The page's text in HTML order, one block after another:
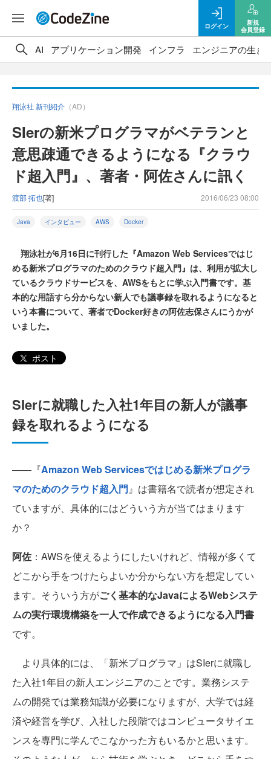
ログイン
新規
会員登録
AI アプリケーション開発 インフラ エンジニアの生き
翔泳社 新刊紹介 （AD）
SIerの新米プログラマがベテランと
意思疎通できるようになる『クラウ
ド超入門』、著者・阿佐さんに訊く
渡部 拓也[著] 2016/06/23 08:00
Java インタビュー AWS Docker
翔泳社が6月16日に刊行した『Amazon Web Servicesではじ
める新米プログラマのためのクラウド超入門』は、利用が拡大し
ているクラウドサービスを、AWSをもとに学ぶ入門書です。基
本的な用語すら分からない新人でも議事録を取れるようになると
いう本書について、著者でDocker好きの阿佐志保さんにうかが
いました。
ポスト
SIerに就職した入社1年目の新人が議事
録を取れるようになる
――『Amazon Web Servicesではじめる新米プログラ
マのためのクラウド超入門』は書籍名で読者が想定され
ていますが、具体的にはどういう方が当てはまります
か？
阿佐 ：AWSを使えるようにしたいけれど、情報が多くて
どこから手をつけたらよいか分からない方を想定してい
ます。そういう方がごく基本的なJavaによるWebシステ
ムの実行環境構築を一人で作成できるようになる入門書
です。
より具体的には、「新米プログラマ」はSIerに就職し
た入社1年目の新人エンジニアのことです。業務システ
ムの開発では業務知識が必要になりますが、大学では経
済や経営を学び、入社した段階ではコンピュータサイエ
ンスを専門に学んでこなかった方もいるかと思います。